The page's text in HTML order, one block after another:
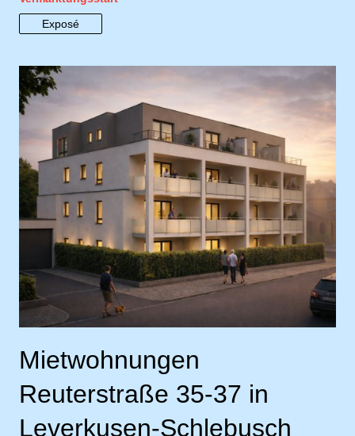
Exposé
Mietwohnungen
Reuterstraße 35-37 in
Leverkusen-Schlebusch